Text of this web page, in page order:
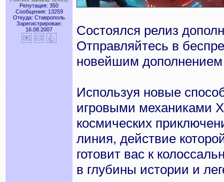
Репутация: 350
Сообщения: 13259
Откуда: Ставрополь
Зарегистрирован:
16.08.2007
Состоялся релиз
Отправляйтесь в
новейшим
Используя новые
игровыми механиками
космических
линия, действие
готовит вас к
в глубины истории и